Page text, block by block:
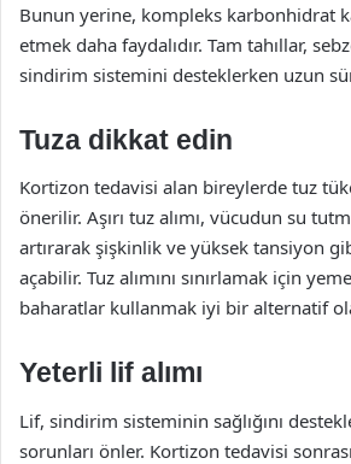
Bunun yerine, kompleks karbonhidrat
etmek daha faydalıdır. Tam tahıllar,
sindirim sistemini desteklerken uzun
Tuza dikkat edin
Kortizon tedavisi alan bireylerde tuz
önerilir. Aşırı tuz alımı, vücudun su
artırarak şişkinlik ve yüksek tansiyon
açabilir. Tuz alımını sınırlamak için
baharatlar kullanmak iyi bir alternatif
Yeterli lif alımı
Lif, sindirim sisteminin sağlığını
sorunları önler. Kortizon tedavisi